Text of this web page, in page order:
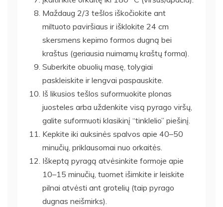
Maždaug 2/3 tešlos iškočiokite ant
miltuoto paviršiaus ir išklokite 24 cm
skersmens kepimo formos dugną bei
kraštus (geriausia nuimamų kraštų forma).
Suberkite obuolių masę, tolygiai
paskleiskite ir lengvai paspauskite.
Iš likusios tešlos suformuokite plonas
juosteles arba uždenkite visą pyrago viršų,
galite suformuoti klasikinį “tinklelio” piešinį.
Kepkite iki auksinės spalvos apie 40–50
minučių, priklausomai nuo orkaitės.
Iškeptą pyragą atvėsinkite formoje apie
10–15 minučių, tuomet išimkite ir leiskite
pilnai atvėsti ant grotelių (taip pyrago
dugnas neišmirks).